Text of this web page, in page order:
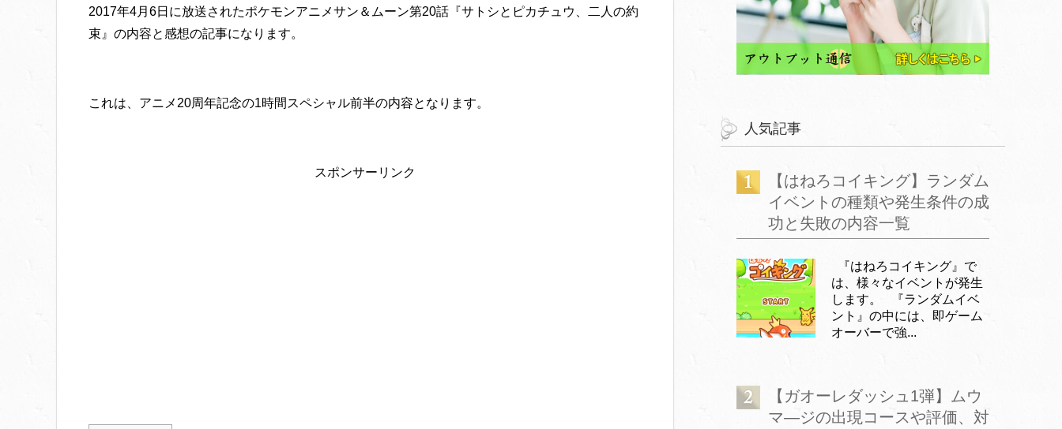
2017年4月6日に放送されたポケモンアニメサン＆ムーン第20話『サトシとピカチュウ、二人の約
束』の内容と感想の記事になります。
これは、アニメ20周年記念の1時間スペシャル前半の内容となります。
スポンサーリンク
人気記事
【はねろコイキング】ランダム
イベントの種類や発生条件の成
功と失敗の内容一覧
『はねろコイキング』で
は、様々なイベントが発生
します。 『ランダムイベ
ント』の中には、即ゲーム
オーバーで強...
【ガオーレダッシュ1弾】ムウ
マ―ジの出現コースや評価、対